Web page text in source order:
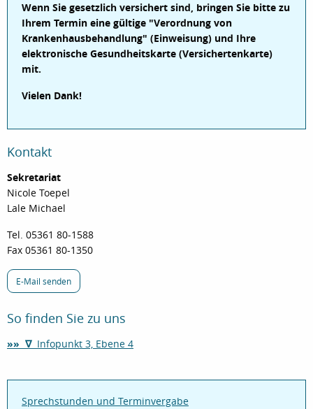
Wenn Sie gesetzlich versichert sind, bringen Sie bitte zu
Ihrem Termin eine gültige "Verordnung von
Krankenhausbehandlung" (Einweisung) und Ihre
elektronische Gesundheitskarte (Versichertenkarte)
mit.
Vielen Dank!
Kontakt
Sekretariat
Nicole Toepel
Lale Michael
Tel. 05361 80-1588
Fax 05361 80-1350
E-Mail senden
So finden Sie zu uns
»» ∇ Infopunkt 3, Ebene 4
Sprechstunden und Terminvergabe